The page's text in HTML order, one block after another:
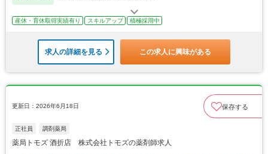
産休・育休取得実績有り スキルアップ 積極採用中
求人の詳細を見る この求人に興味がある
更新日：2026年6月18日 保存する
正社員 調剤薬局
薬局トモズ 酒折店 株式会社トモズの薬剤師求人